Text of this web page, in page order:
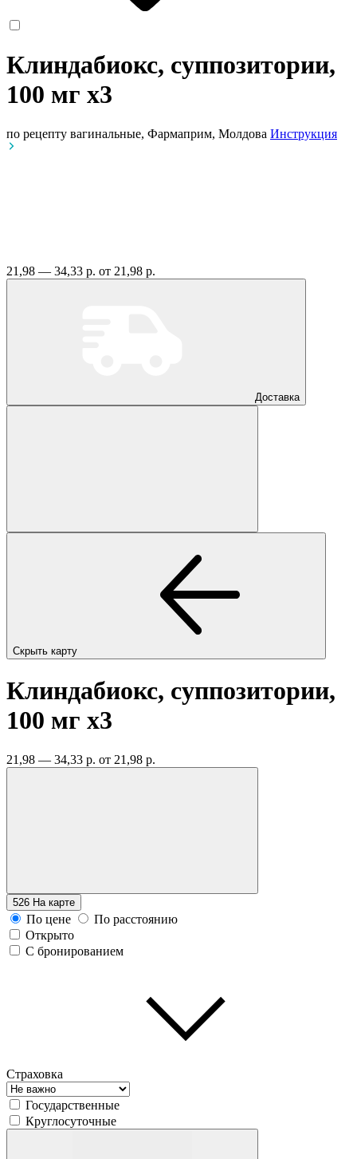
Клиндабиокс, суппозитории,
100 мг x3
по рецепту вагинальные, Фармаприм, Молдова Инструкция
21,98 — 34,33 р. от 21,98 р.
Доставка
Скрыть карту
Клиндабиокс, суппозитории,
100 мг x3
21,98 — 34,33 р. от 21,98 р.
526 На карте
По цене
По расстоянию
Открыто
С бронированием
Страховка
Государственные
Круглосуточные